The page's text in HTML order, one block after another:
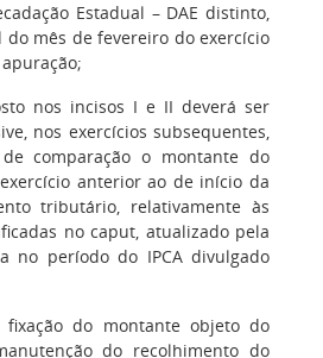
Estadual – DAE distinto,
mês de fevereiro do exercício
nos incisos I e II deverá ser
nos exercícios subsequentes,
comparação o montante do
anterior ao de início da
tributário, relativamente às
no caput, atualizado pela
no período do IPCA divulgado
do montante objeto do
do recolhimento do